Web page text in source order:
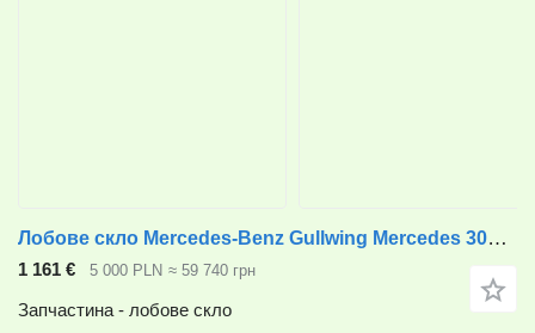
Лобове скло Mercedes-Benz Gullwing Mercedes 300SL W198 до автомобіля Mercedes-Benz Gullwing Mercedes
1 161 € 5 000 PLN ≈ 59 740 грн
Запчастина - лобове скло